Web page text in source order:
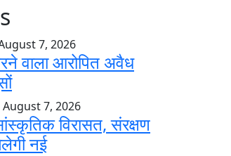
7, 2026
वाला आरोपित अवैध
August 7, 2026
विरासत, संरक्षण
नई